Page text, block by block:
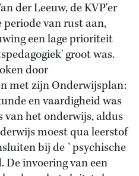
der Leeuw, de KVP'er
periode van rust aan,
een lage prioriteit
groot was.
door
met zijn Onderwijsplan:
en vaardigheid was
van het onderwijs, aldus
moest qua leerstof
bij de `psychische
De invoering van een